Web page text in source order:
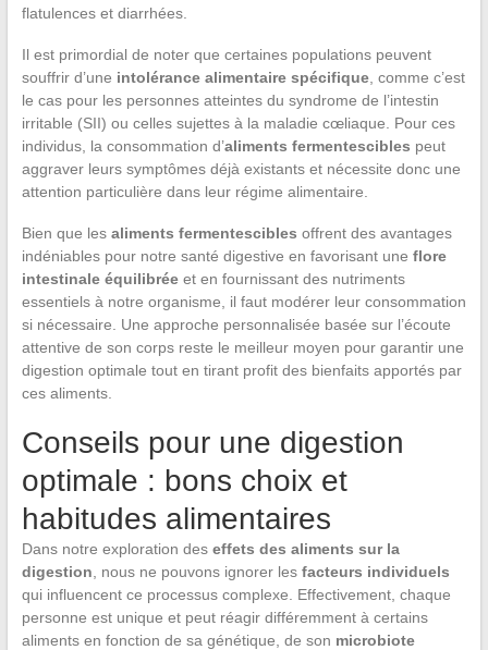
flatulences et diarrhées.
Il est primordial de noter que certaines populations peuvent
souffrir d’une intolérance alimentaire spécifique, comme c’est
le cas pour les personnes atteintes du syndrome de l’intestin
irritable (SII) ou celles sujettes à la maladie cœliaque. Pour ces
individus, la consommation d’aliments fermentescibles peut
aggraver leurs symptômes déjà existants et nécessite donc une
attention particulière dans leur régime alimentaire.
Bien que les aliments fermentescibles offrent des avantages
indéniables pour notre santé digestive en favorisant une flore
intestinale équilibréeet en fournissant des nutriments
essentiels à notre organisme, il faut modérer leur consommation
si nécessaire. Une approche personnalisée basée sur l’écoute
attentive de son corps reste le meilleur moyen pour garantir une
digestion optimale tout en tirant profit des bienfaits apportés par
ces aliments.
Conseils pour une digestion
optimale : bons choix et
habitudes alimentaires
Dans notre exploration des effets des aliments sur la
digestion , nous ne pouvons ignorer les facteurs individuels
qui influencent ce processus complexe. Effectivement, chaque
personne est unique et peut réagir différemment à certains
aliments en fonction de sa génétique, de son microbiote